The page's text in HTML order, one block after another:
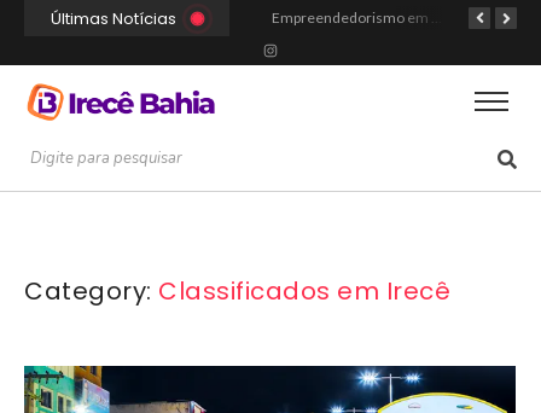
Últimas Notícias Empreendedorismo em Irecê: Como Arthur Transformou Disciplina Acadêmica na Marca Hustle Culture
Category: Classificados em Irecê